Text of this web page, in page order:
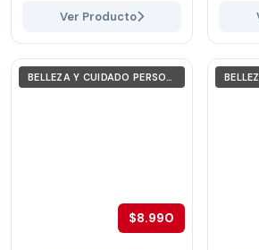
Ver Producto
BELLEZA Y CUIDADO PERSONAL
$8.990